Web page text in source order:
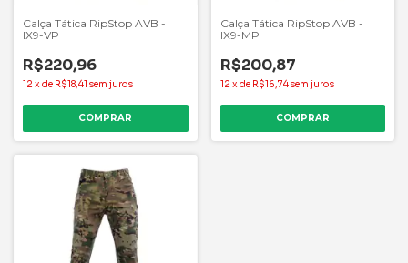
Calça Tática RipStop AVB -
IX9-VP
R$220,96
12 x de R$18,41 sem juros
COMPRAR
Calça Tática RipStop AVB -
IX9-MP
R$200,87
12 x de R$16,74sem juros
COMPRAR